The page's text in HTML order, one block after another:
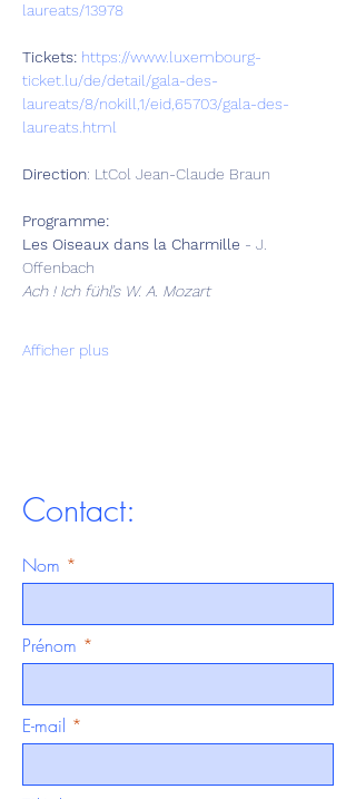
laureats/13978
Tickets: https://www.luxembourg-
ticket.lu/de/detail/gala-des-
laureats/8/nokill,1/eid,65703/gala-des-
laureats.html
Direction: LtCol Jean-Claude Braun
Programme:
Les Oiseaux dans la Charmille - J.
Offenbach
Ach ! Ich fühl’s W. A. Mozart
Afficher plus
Contact:
Nom
Prénom
E-mail